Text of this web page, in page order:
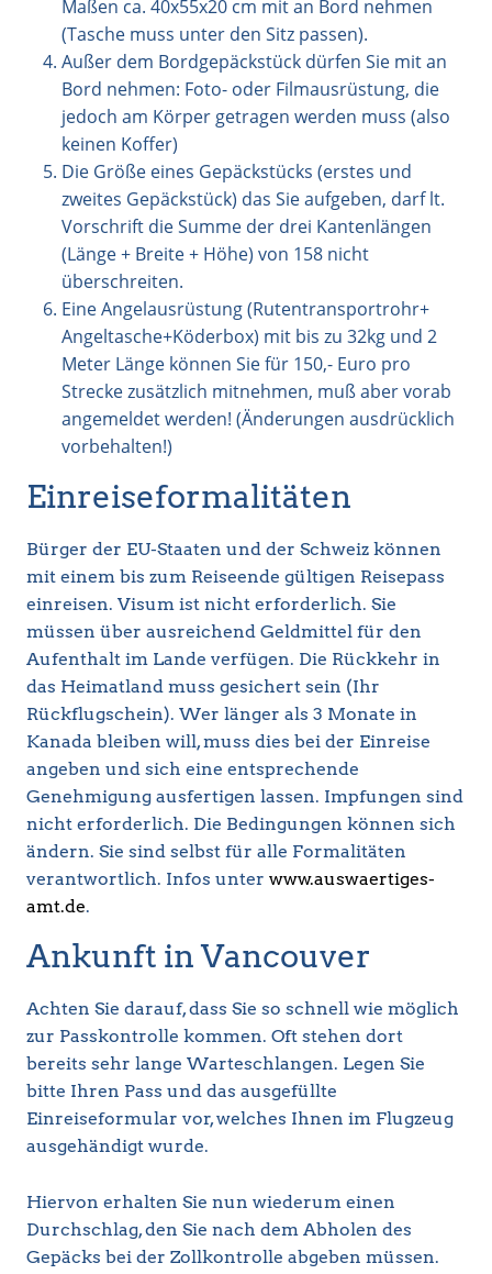
Maßen ca. 40x55x20 cm mit an Bord nehmen
(Tasche muss unter den Sitz passen).
Außer dem Bordgepäckstück dürfen Sie mit an
Bord nehmen: Foto- oder Filmausrüstung, die
jedoch am Körper getragen werden muss (also
keinen Koffer)
Die Größe eines Gepäckstücks (erstes und
zweites Gepäckstück) das Sie aufgeben, darf lt.
Vorschrift die Summe der drei Kantenlängen
(Länge + Breite + Höhe) von 158 nicht
überschreiten.
Eine Angelausrüstung (Rutentransportrohr+
Angeltasche+Köderbox) mit bis zu 32kg und 2
Meter Länge können Sie für 150,- Euro pro
Strecke zusätzlich mitnehmen, muß aber vorab
angemeldet werden! (Änderungen ausdrücklich
vorbehalten!)
Einreiseformalitäten
Bürger der EU-Staaten und der Schweiz können
mit einem bis zum Reiseende gültigen Reisepass
einreisen. Visum ist nicht erforderlich. Sie
müssen über ausreichend Geldmittel für den
Aufenthalt im Lande verfügen. Die Rückkehr in
das Heimatland muss gesichert sein (Ihr
Rückflugschein). Wer länger als 3 Monate in
Kanada bleiben will, muss dies bei der Einreise
angeben und sich eine entsprechende
Genehmigung ausfertigen lassen. Impfungen sind
nicht erforderlich. Die Bedingungen können sich
ändern. Sie sind selbst für alle Formalitäten
verantwortlich. Infos unter www.auswaertiges-
amt.de.
Ankunft in Vancouver
Achten Sie darauf, dass Sie so schnell wie möglich
zur Passkontrolle kommen. Oft stehen dort
bereits sehr lange Warteschlangen. Legen Sie
bitte Ihren Pass und das ausgefüllte
Einreiseformular vor, welches Ihnen im Flugzeug
ausgehändigt wurde.
Hiervon erhalten Sie nun wiederum einen
Durchschlag, den Sie nach dem Abholen des
Gepäcks bei der Zollkontrolle abgeben müssen.